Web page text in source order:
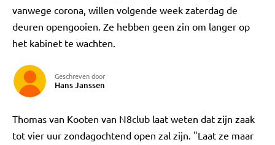
vanwege corona, willen volgende week zaterdag de
deuren opengooien. Ze hebben geen zin om langer op
het kabinet te wachten.
Geschreven door
Hans Janssen
Thomas van Kooten van N8club laat weten dat zijn zaak
tot vier uur zondagochtend open zal zijn. "Laat ze maar